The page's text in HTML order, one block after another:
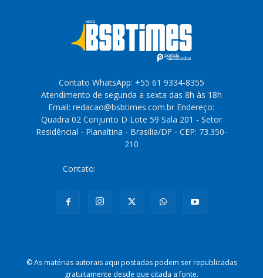
Contato WhatsApp: +55 61 9334-8355
Atendimento de segunda a sexta das 8h às 18h
Email: redacao@bsbtimes.com.br Endereço:
Quadra 02 Conjunto D Lote 59 Sala 201 - Setor
Residêncial - Planaltina - Brasilia/DF - CEP: 73.350-
210
Contato:
© As matérias autorais aqui postadas podem ser republicadas
gratuitamente desde que citada a fonte.